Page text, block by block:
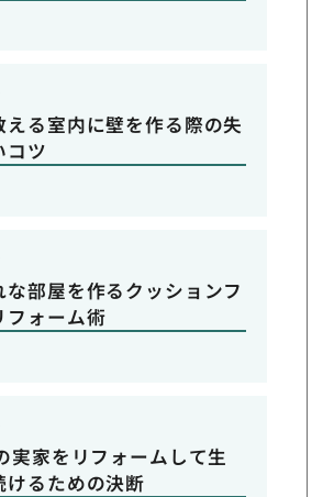
える室内に壁を作る際の失
コツ
な部屋を作るクッションフ
フォーム術
実家をリフォームして生
けるための決断